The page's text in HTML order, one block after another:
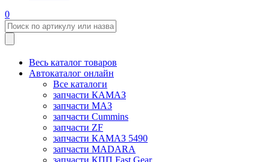
0
Весь каталог товаров
Автокаталог онлайн
Все каталоги
запчасти КАМАЗ
запчасти МАЗ
запчасти Cummins
запчасти ZF
запчасти КАМАЗ 5490
запчасти MADARA